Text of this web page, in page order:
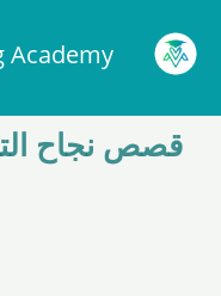
المحتوى
Academy
قصص نجاح